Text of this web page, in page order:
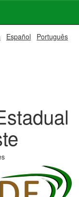
Español Português